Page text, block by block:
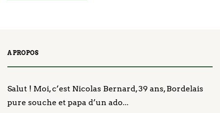
A PROPOS
Salut ! Moi, c’est Nicolas Bernard, 39 ans, Bordelais
pure souche et papa d’un ado...